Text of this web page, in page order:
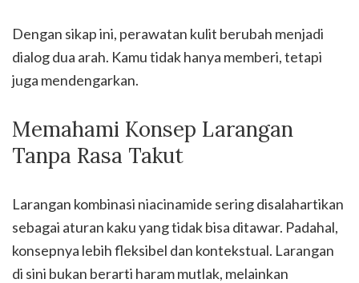
Dengan sikap ini, perawatan kulit berubah menjadi
dialog dua arah. Kamu tidak hanya memberi, tetapi
juga mendengarkan.
Memahami Konsep Larangan
Tanpa Rasa Takut
Larangan kombinasi niacinamide sering disalahartikan
sebagai aturan kaku yang tidak bisa ditawar. Padahal,
konsepnya lebih fleksibel dan kontekstual. Larangan
di sini bukan berarti haram mutlak, melainkan